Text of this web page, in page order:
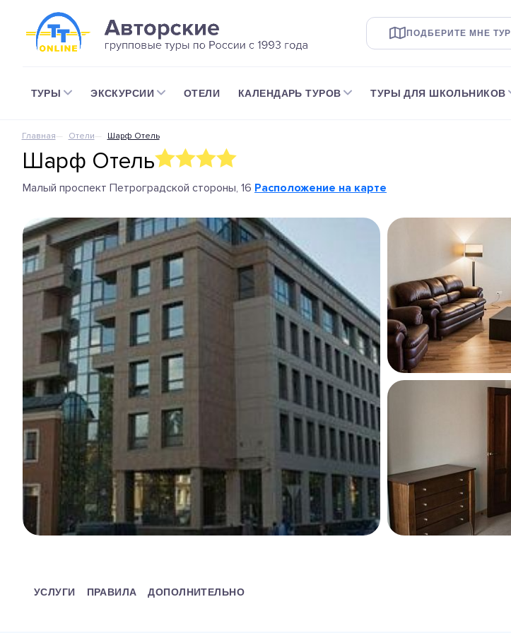
ПОДБЕРИТЕ МНЕ ТУР
ТУРЫ ЭКСКУРСИИ ОТЕЛИ КАЛЕНДАРЬ ТУРОВ ТУРЫ ДЛЯ ШКОЛЬНИКОВ
Главная Отели Шарф Отель
Шарф Отель
Малый проспект Петроградской стороны, 16 Расположение на карте
УСЛУГИ ПРАВИЛА ДОПОЛНИТЕЛЬНО